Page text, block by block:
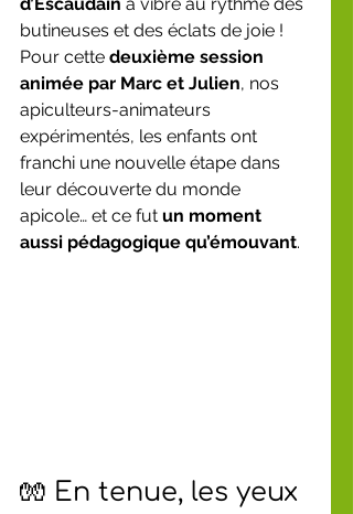
butineuses et des éclats de joie !
Pour cette deuxième session
animée par Marc et Julien, nos
apiculteurs-animateurs
expérimentés, les enfants ont
franchi une nouvelle étape dans
leur découverte du monde
apicole… et ce fut un moment
aussi pédagogique qu’émouvant.
🧤 En tenue, les yeux